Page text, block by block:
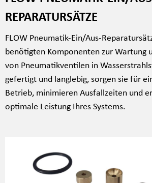
REPARATURSÄTZE
FLOW Pneumatik-Ein/Aus-
benötigten Komponenten zur Wartung
von Pneumatikventilen in
gefertigt und langlebig, sorgen sie für
Betrieb, minimieren Ausfallzeiten und
optimale Leistung Ihres Systems.